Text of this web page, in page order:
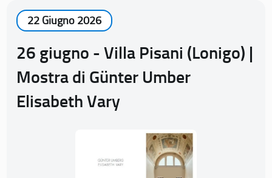
22 Giugno 2026
26 giugno - Villa Pisani (Lonigo) |
Mostra di Günter Umber
Elisabeth Vary